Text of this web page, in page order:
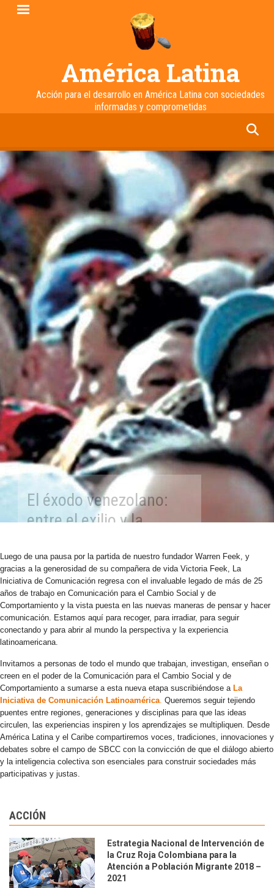
Pasar
América Latina
Acción para el desarrollo en América Latina con sociedades
informadas y comprometidas
El éxodo venezolano:
entre el exilio y la
emigración
Luego de una pausa por la partida de nuestro fundador Warren Feek, y
gracias a la generosidad de su compañera de vida Victoria Feek, La
Iniciativa de Comunicación regresa con el invaluable legado de más de 25
años de trabajo en Comunicación para el Cambio Social y de
Comportamiento y la vista puesta en las nuevas maneras de pensar y hacer
comunicación. Estamos aquí para recoger, para irradiar, para seguir
conectando y para abrir al mundo la perspectiva y la experiencia
latinoamericana.
Invitamos a personas de todo el mundo que trabajan, investigan, enseñan o
creen en el poder de la Comunicación para el Cambio Social y de
Comportamiento a sumarse a esta nueva etapa suscribiéndose a La
Iniciativa de Comunicación Latinoamérica. Queremos seguir tejiendo
puentes entre regiones, generaciones y disciplinas para que las ideas
circulen, las experiencias inspiren y los aprendizajes se multipliquen. Desde
América Latina y el Caribe compartiremos voces, tradiciones, innovaciones y
debates sobre el campo de SBCC con la convicción de que el diálogo abierto
y la inteligencia colectiva son esenciales para construir sociedades más
participativas y justas.
ACCIÓN
Estrategia Nacional de Intervención de
la Cruz Roja Colombiana para la
Atención a Población Migrante 2018 –
2021